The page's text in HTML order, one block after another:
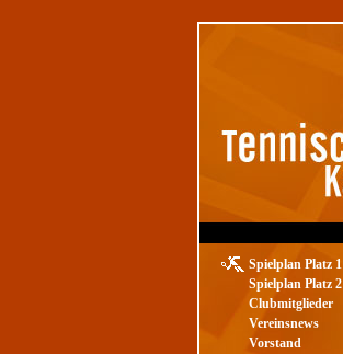
Spielplan Platz 1
Spielplan Platz 2
Clubmitglieder
Vereinsnews
Vorstand